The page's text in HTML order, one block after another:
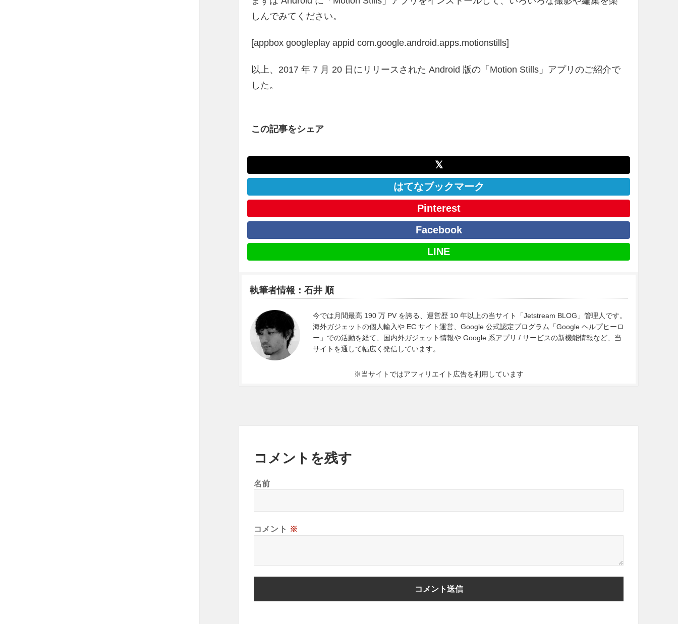
しんでみてください。
[appbox googleplay appid com.google.android.apps.motionstills]
以上、2017 年 7 月 20 日にリリースされた Android 版の「Motion Stills」アプリのご紹介で
した。
この記事をシェア
𝕏
はてなブックマーク
Pinterest
Facebook
LINE
執筆者情報：石井 順
今では月間最高 190 万 PV を誇る、運営歴 10 年以上の当サイト「Jetstream BLOG」管理人です。
海外ガジェットの個人輸入や EC サイト運営、Google 公式認定プログラム「Google ヘルプヒーロ
ー」での活動を経て、国内外ガジェット情報や Google 系アプリ / サービスの新機能情報など、当
サイトを通して幅広く発信しています。
※当サイトではアフィリエイト広告を利用しています
コメントを残す
名前
コメント ※